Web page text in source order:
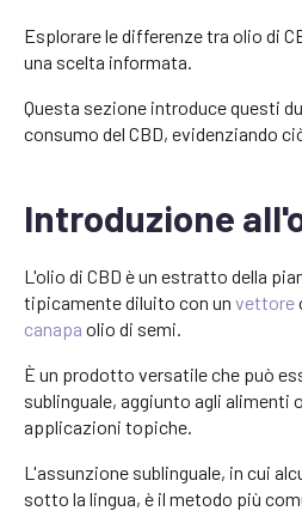
Esplorare le differenze tra olio di
una scelta informata.
Questa sezione introduce questi
consumo del CBD, evidenziando
Introduzione
L'olio di CBD è un estratto della
tipicamente diluito con un vettore
canapa olio di semi.
È un prodotto versatile che può
sublinguale, aggiunto agli alimenti
applicazioni topiche.
L'assunzione sublinguale, in cui
sotto la lingua, è il metodo più